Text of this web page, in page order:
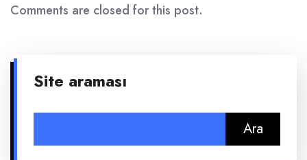
Comments are closed for this post.
Site araması